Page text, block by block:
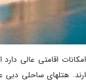
اقامتی عالی
هتلهای ساحلی دبی